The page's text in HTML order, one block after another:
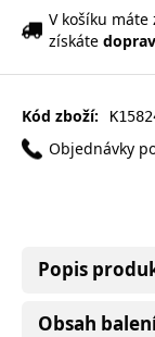
V košíku máte
získáte
Kód zboží:
Objednávky
Popis
Obsah